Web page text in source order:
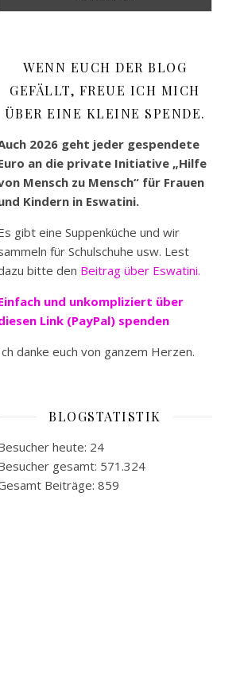
WENN EUCH DER BLOG
GEFÄLLT, FREUE ICH MICH
ÜBER EINE KLEINE SPENDE.
2026 geht jeder gespendete
an die private Initiative „Hilfe
Mensch zu Mensch“ für Frauen
Kindern in Eswatini.
gibt eine Suppenküche und wir
für Schulschuhe usw. Lest
bitte den Beitrag über Eswatini.
und unkompliziert über
Link (PayPal) spenden
danke euch von ganzem Herzen.
BLOGSTATISTIK
heute: 24
gesamt: 571.324
Beiträge: 859